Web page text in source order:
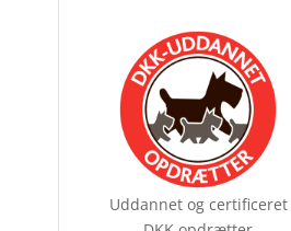
Uddannet og certificeret